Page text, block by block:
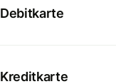
Debitkarte
Kreditkarte